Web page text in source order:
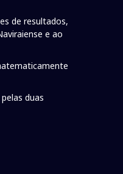
de resultados,
e ao
duas